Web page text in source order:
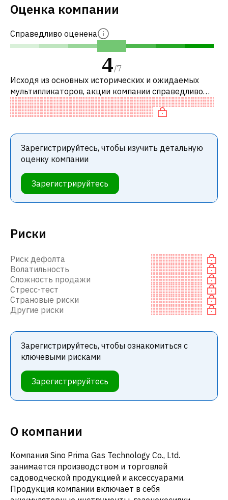
Риски
Риск дефолта
Волатильность
Сложность продажи
Стресс-тест
Страновые риски
Другие риски
Зарегистрируйтесь, чтобы ознакомиться с
ключевыми рисками
Зарегистрируйтесь
О компании
Компания Sino Prima Gas Technology Co., Ltd.
занимается производством и торговлей
садоводческой продукцией и аксессуарами.
Продукция компании включает в себя
Оценка компании
Справедливо оценена
4/7
Исходя из основных исторических и ожидаемых
мультипликаторов, акции компании справедливо
оценены по сравнению с аналогичными компаниями.
В частности, акция справедливо оц
Зарегистрируйтесь, чтобы изучить детальную
оценку компании
Зарегистрируйтесь